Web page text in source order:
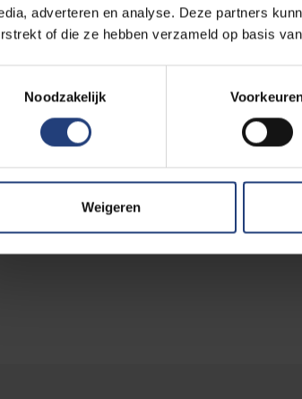
adverteren en analyse. Deze partners
of die ze hebben verzameld op basis
Noodzakelijk
Weigeren
Bezoek aan de proeftuinen van
(energie, circulair bouwen en
Alliance for Climate Technology